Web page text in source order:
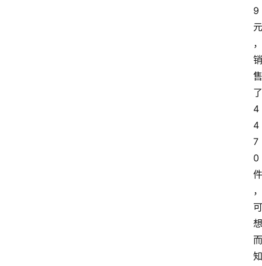
9
元
，
销
售
了
4
4
7
0
件
，
可
想
而
知